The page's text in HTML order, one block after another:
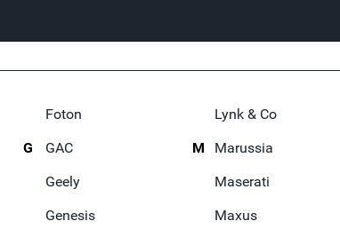
Foton
G
GAC
Geely
Genesis
Lynk & Co
M
Marussia
Maserati
Maxus